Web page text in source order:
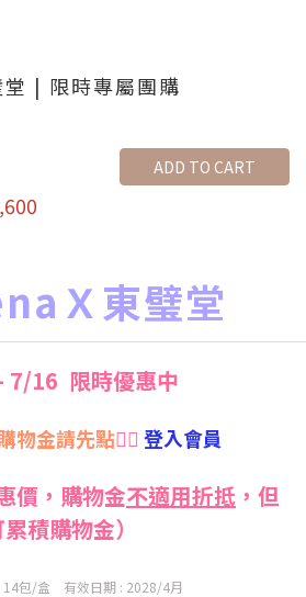
| 限時專屬團購
ADD TO CART
Ｘ東璧堂
7/16 限時優惠中
物金請先點👉🏻 登入會員
價，購物金不適用折抵 ，但
積購物金）
包/盒 有效日期 : 2028/4月